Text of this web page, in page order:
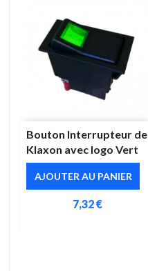
Bouton Interrupteur de
Klaxon avec logo Vert
AJOUTER AU PANIER
7,32 €